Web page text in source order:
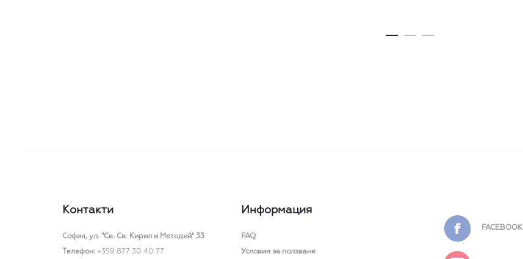
Контакти
София, ул. "Св. Св. Кирил и Методий" 33
Телефон: +359 877 30 40 77
Информация
FAQ
Условия за ползване
FACEBOOK